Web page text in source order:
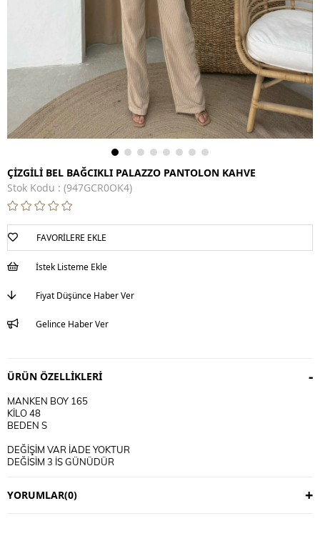
ÇİZGİLİ BEL BAĞCIKLI PALAZZO PANTOLON KAHVE
Stok Kodu
(947GCR0OK4)
FAVORILERE EKLE
İstek Listeme Ekle
Fiyat Düşünce Haber Ver
Gelince Haber Ver
ÜRÜN ÖZELLIKLERI
MANKEN BOY 165
KİLO 48
BEDEN S
DEĞİŞİM VAR İADE YOKTUR
DEĞİŞİM 3 İŞ GÜNÜDÜR
KULLANIM TALİMATI
YORUMLAR(0)